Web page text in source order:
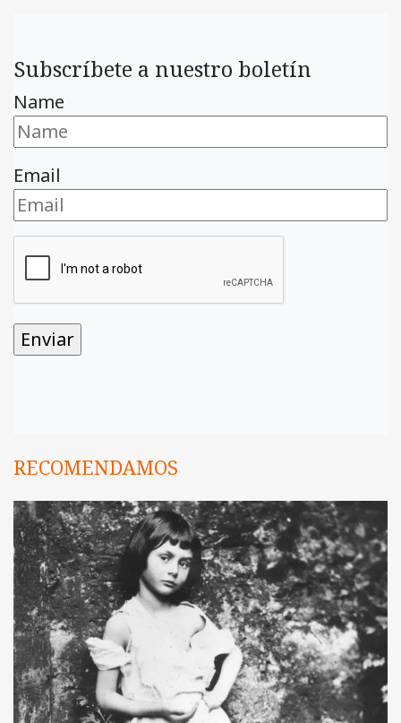
Subscríbete a nuestro boletín
Name
Email
RECOMENDAMOS